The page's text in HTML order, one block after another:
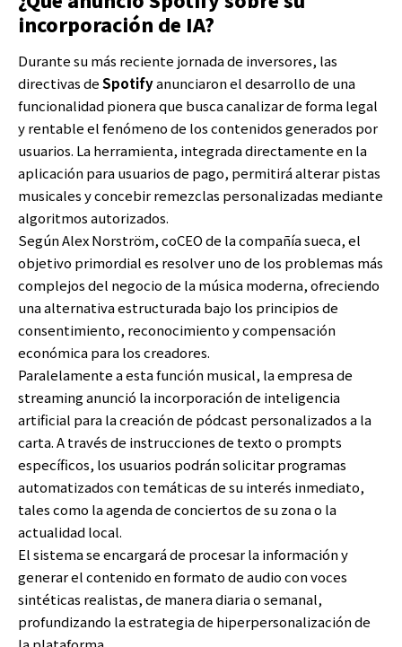
incorporación de IA?
Durante su más reciente jornada de inversores, las
directivas deSpotifyanunciaron el desarrollo de una
funcionalidad pionera que busca canalizar de forma legal
y rentable el fenómeno de los contenidos generados por
usuarios. La herramienta, integrada directamente en la
aplicación para usuarios de pago, permitirá alterar pistas
musicales y concebir remezclas personalizadas mediante
algoritmos autorizados.
Según Alex Norström, coCEO de la compañía sueca, el
objetivo primordial es resolver uno de los problemas más
complejos del negocio de la música moderna, ofreciendo
una alternativa estructurada bajo los principios de
consentimiento, reconocimiento y compensación
económica para los creadores.
Paralelamente a esta función musical, la empresa de
streaming anunció la incorporación de inteligencia
artificial para la creación de pódcast personalizados a la
carta. A través de instrucciones de texto o prompts
específicos, los usuarios podrán solicitar programas
automatizados con temáticas de su interés inmediato,
tales como la agenda de conciertos de su zona o la
actualidad local.
El sistema se encargará de procesar la información y
generar el contenido en formato de audio con voces
sintéticas realistas, de manera diaria o semanal,
profundizando la estrategia de hiperpersonalización de